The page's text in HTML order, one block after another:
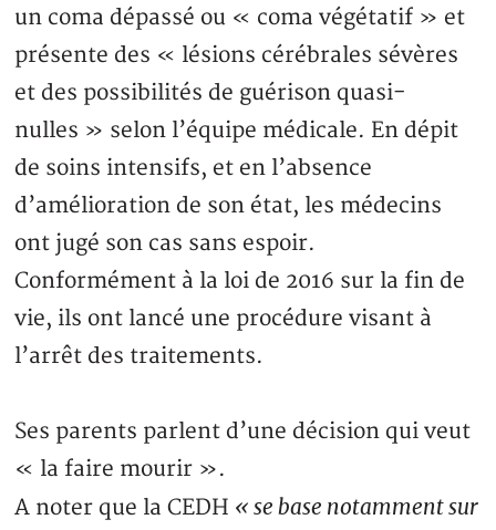
un coma dépassé ou « coma végétatif » et
présente des « lésions cérébrales sévères
et des possibilités de guérison quasi-
nulles » selon l’équipe médicale. En dépit
de soins intensifs, et en l’absence
d’amélioration de son état, les médecins
ont jugé son cas sans espoir.
Conformément à la loi de 2016 sur la fin de
vie, ils ont lancé une procédure visant à
l’arrêt des traitements.
Ses parents parlent d’une décision qui veut
« la faire mourir ».
A noter que la CEDH « se base notamment sur